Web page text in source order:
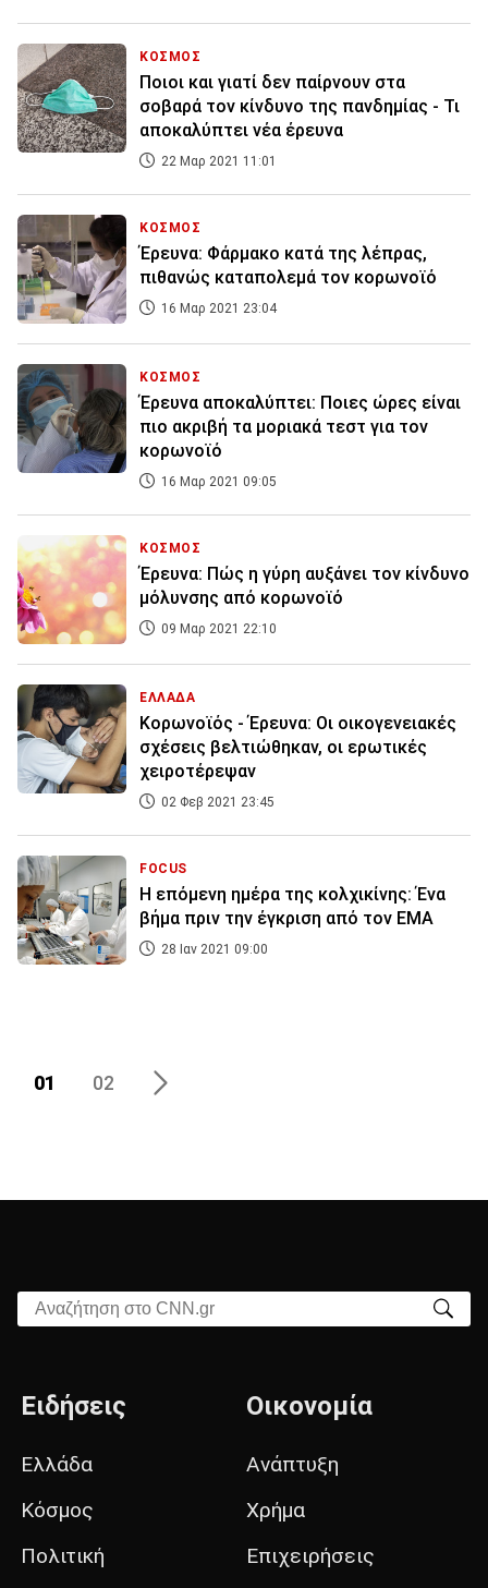
ΚΟΣΜΟΣ
Ποιοι και γιατί δεν παίρνουν στα
σοβαρά τον κίνδυνο της πανδημίας - Τι
αποκαλύπτει νέα έρευνα
22 Μαρ 2021 11:01
ΚΟΣΜΟΣ
Έρευνα: Φάρμακο κατά της λέπρας,
πιθανώς καταπολεμά τον κορωνοϊό
16 Μαρ 2021 23:04
ΚΟΣΜΟΣ
Έρευνα αποκαλύπτει: Ποιες ώρες είναι
πιο ακριβή τα μοριακά τεστ για τον
κορωνοϊό
16 Μαρ 2021 09:05
ΚΟΣΜΟΣ
Έρευνα: Πώς η γύρη αυξάνει τον κίνδυνο
μόλυνσης από κορωνοϊό
09 Μαρ 2021 22:10
ΕΛΛΑΔΑ
Κορωνοϊός - Έρευνα: Οι οικογενειακές
σχέσεις βελτιώθηκαν, οι ερωτικές
χειροτέρεψαν
02 Φεβ 2021 23:45
FOCUS
Η επόμενη ημέρα της κολχικίνης: Ένα
βήμα πριν την έγκριση από τον ΕΜΑ
28 Ιαν 2021 09:00
01 02
Αναζήτηση στο CNN.gr
Ειδήσεις
Ελλάδα
Κόσμος
Πολιτική
Οικονομία
Ανάπτυξη
Χρήμα
Επιχειρήσεις